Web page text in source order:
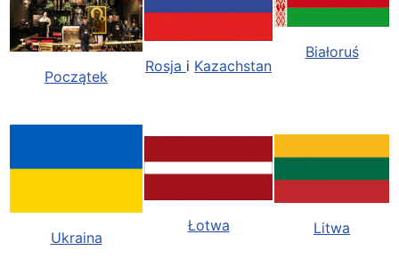
Początek
Rosja i Kazachstan
Białoruś
Ukraina
Łotwa Litwa